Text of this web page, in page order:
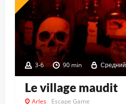
3-6 90 min Средний
Le village maudit
Arles Escape Game